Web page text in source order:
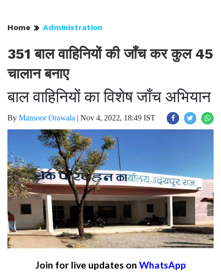
Home Administration
351 बाल वाहिनियों की जाँच कर कुल 45
चालान बनाए
बाल वाहिनियों का विशेष जाँच अभियान
By Mansoor Orawala | Nov 4, 2022, 18:49 IST
Join for live updates on WhatsApp